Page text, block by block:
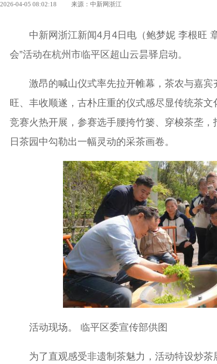
2026-04-05 08:02:18 来源：中新网浙江
中新网浙江新闻4月4日电（鲍梦妮 李根旺
会”活动在杭州市临平区超山云昙驿启动。
激昂的喊山仪式率先拉开帷幕，茶农与嘉宾
旺、丰收顺遂，古朴庄重的仪式感尽显传统茶
竞赛火热开展，参赛选手腰挎竹篓、穿梭茶垄
日茶园中勾勒出一幅灵动的采茶画卷。
活动现场。 临平区委宣传部供图
为了直观感受非遗制茶魅力，活动特设炒茶